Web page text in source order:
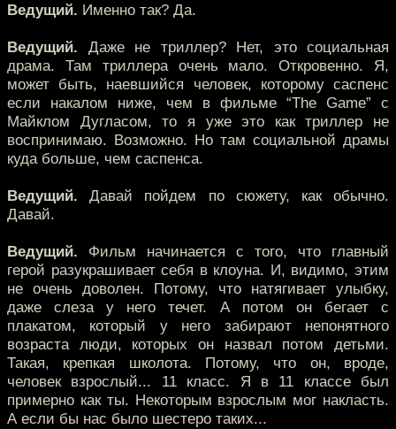
Ведущий. Именно так? Да.
Ведущий. Даже не триллер? Нет, это социальная
драма. Там триллера очень мало. Откровенно. Я,
может быть, наевшийся человек, которому саспенс
если накалом ниже, чем в фильме “The Game” с
Майклом Дугласом, то я уже это как триллер не
воспринимаю. Возможно. Но там социальной драмы
куда больше, чем саспенса.
Ведущий. Давай пойдем по сюжету, как обычно.
Давай.
Ведущий. Фильм начинается с того, что главный
герой разукрашивает себя в клоуна. И, видимо, этим
не очень доволен. Потому, что натягивает улыбку,
даже слеза у него течет. А потом он бегает с
плакатом, который у него забирают непонятного
возраста люди, которых он назвал потом детьми.
Такая, крепкая школота. Потому, что он, вроде,
человек взрослый... 11 класс. Я в 11 классе был
примерно как ты. Некоторым взрослым мог накласть.
А если бы нас было шестеро таких...